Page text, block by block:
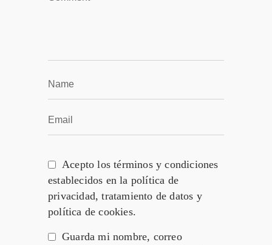
Acepto los términos y condiciones
establecidos en la política de
privacidad, tratamiento de datos y
política de cookies.
Guarda mi nombre, correo